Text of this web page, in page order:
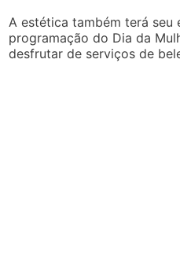
A estética também terá seu
programação do Dia da
desfrutar de serviços de